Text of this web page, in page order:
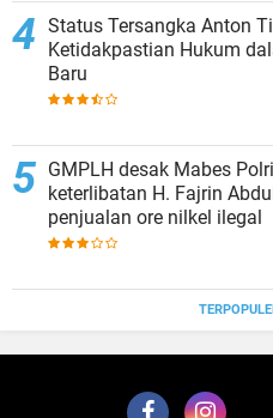
Status Tersangka Anton
Ketidakpastian Hukum
Baru
GMPLH desak Mabes
keterlibatan H. Fajrin
penjualan ore nilkel ilegal